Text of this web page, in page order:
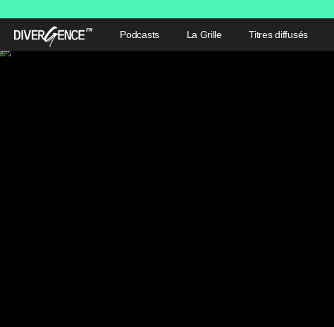
Podcasts La Grille Titres diffusés